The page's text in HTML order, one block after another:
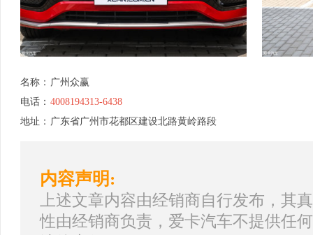
名称： 广州众赢
电话： 4008194313-6438
地址： 广东省广州市花都区建设北路黄岭路段
内容声明:
上述文章内容由经销商自行发布，其
性由经销商负责，爱卡汽车不提供任